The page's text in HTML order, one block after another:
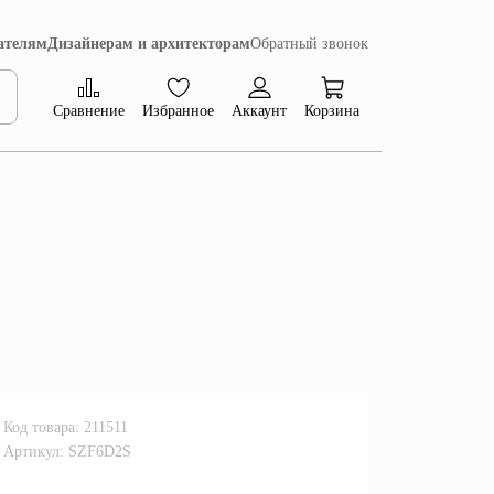
Дизайнерам и архитекторамОбратный звонок
Сравнение Избранное Аккаунт Корзина
Код товара: 211511
Артикул: SZF6D2S